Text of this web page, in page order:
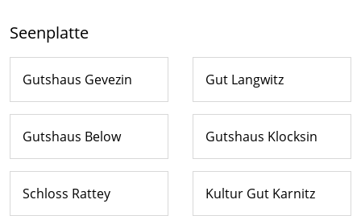
Seenplatte
Gutshaus Gevezin Gut Langwitz
Gutshaus Below Gutshaus Klocksin
Schloss Rattey Kultur Gut Karnitz